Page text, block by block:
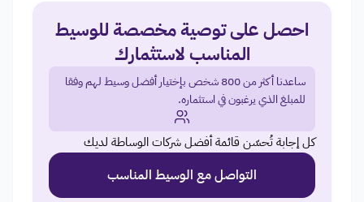
احصل على توصية مخصصة للوسيط
المناسب لاستثمارك
ساعدنا أكثر من 800 شخص بإختيار أفضل وسيط لهم وفقا
للمبلغ الذي يرغبون في استثماره.
كل إجابة تُحسّن قائمة أفضل شركات الوساطة لديك
التواصل مع الوسيط المناسب